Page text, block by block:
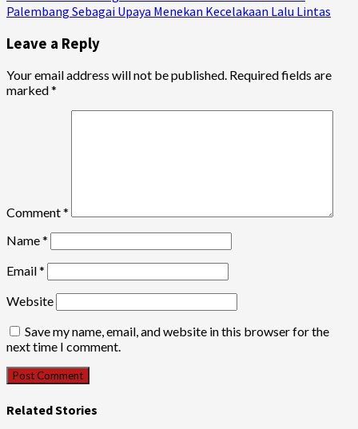
Palembang Sebagai Upaya Menekan Kecelakaan Lalu Lintas
Leave a Reply
Your email address will not be published. Required fields are
marked*
Comment*
Name*
Email*
Website
Save my name, email, and website in this browser for the
next time I comment.
Related Stories